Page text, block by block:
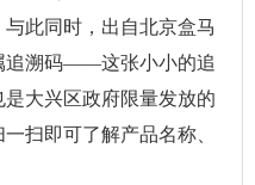
此同时，出自北京盒马
追溯码——这张小小的追
大兴区政府限量发放的
扫即可了解产品名称、